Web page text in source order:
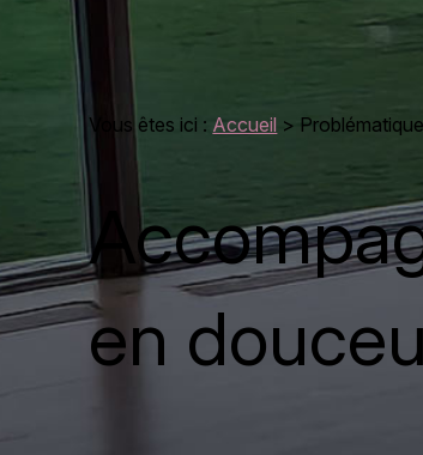
Vous êtes ici : Accueil >
en